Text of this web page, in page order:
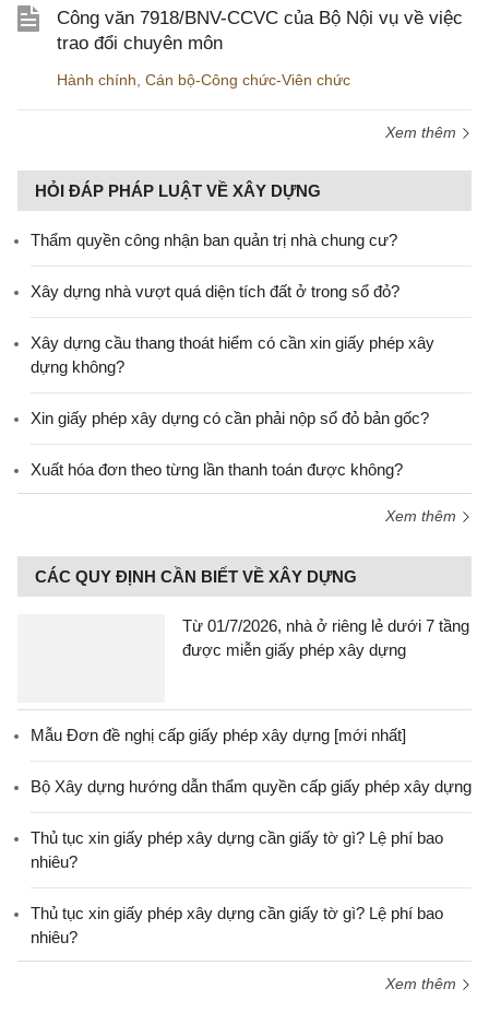
Công văn 7918/BNV-CCVC của Bộ Nội vụ về việc
trao đổi chuyên môn
Hành chính Cán bộ-Công chức-Viên chức
Xem thêm
HỎI ĐÁP PHÁP LUẬT VỀ XÂY DỰNG
Thẩm quyền công nhận ban quản trị nhà chung cư?
Xây dựng nhà vượt quá diện tích đất ở trong sổ đỏ?
Xây dựng cầu thang thoát hiểm có cần xin giấy phép xây
dựng không?
Xin giấy phép xây dựng có cần phải nộp sổ đỏ bản gốc?
Xuất hóa đơn theo từng lần thanh toán được không?
Xem thêm
CÁC QUY ĐỊNH CẦN BIẾT VỀ XÂY DỰNG
Từ 01/7/2026, nhà ở riêng lẻ dưới 7 tầng
được miễn giấy phép xây dựng
Mẫu Đơn đề nghị cấp giấy phép xây dựng [mới nhất]
Bộ Xây dựng hướng dẫn thẩm quyền cấp giấy phép xây dựng
Thủ tục xin giấy phép xây dựng cần giấy tờ gì? Lệ phí bao
nhiêu?
Thủ tục xin giấy phép xây dựng cần giấy tờ gì? Lệ phí bao
nhiêu?
Xem thêm